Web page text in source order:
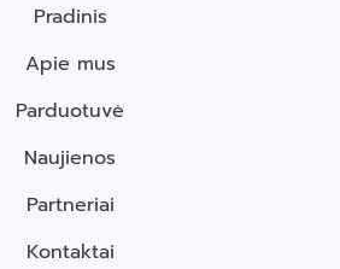
Pradinis
Apie mus
Parduotuvė
Naujienos
Partneriai
Kontaktai